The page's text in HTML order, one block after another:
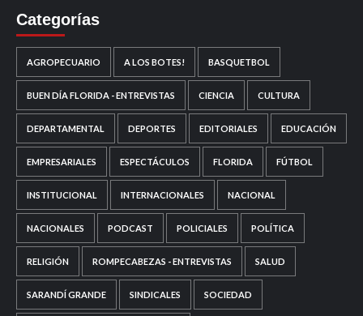
Categorías
AGROPECUARIO A LOS BOTES! BASQUETBOL
BUEN DÍA FLORIDA - ENTREVISTAS CIENCIA CULTURA
DEPARTAMENTAL DEPORTES EDITORIALES EDUCACIÓN
EMPRESARIALES ESPECTÁCULOS FLORIDA FÚTBOL
INSTITUCIONAL INTERNACIONALES NACIONAL
NACIONALES PODCAST POLICIALES POLÍTICA
RELIGIÓN ROMPECABEZAS - ENTREVISTAS SALUD
SARANDÍ GRANDE SINDICALES SOCIEDAD